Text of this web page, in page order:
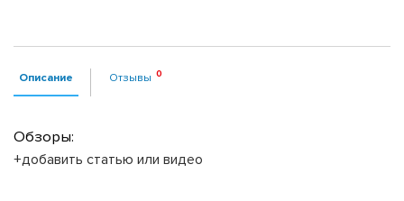
Описание Отзывы
Обзоры:
+добавить статью или видео